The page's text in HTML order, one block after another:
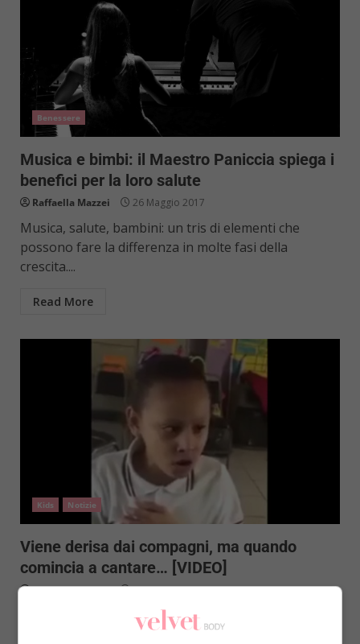
Benessere
Musica e bimbi: il Maestro Paniccia spiega i
benefici per la loro salute
Raffaella Mazzei 26 Maggio 2017
Musica, salute, bambini: un tris di elementi che
possono fare la differenza in molte fasi della
crescita....
Read More
Kids Notizie
Viene derisa dai compagni, ma quando
comincia a cantare… [VIDEO]
Raffaella Mazzei 22 Maggio 2017
Una bambina abitualmente derisa dai compagni delle
elementari a causa del suo handicap ha trovato il